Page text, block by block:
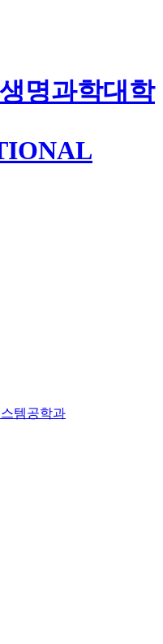
명과학대학
템공학과